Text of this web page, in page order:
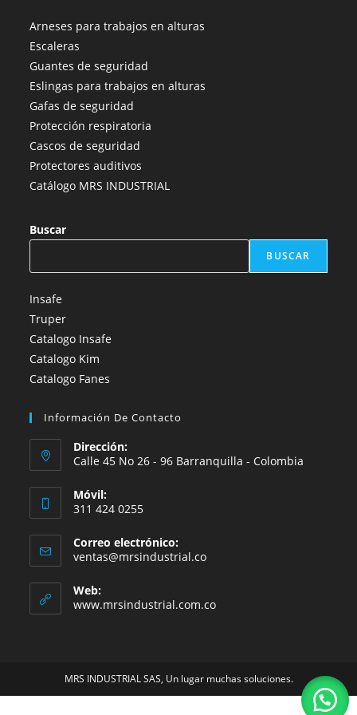
abre
en
una
nueva
pestaña
abre
una
nueva
pestaña
abre
una
nueva
pestaña
abre
nueva
Arneses para trabajos en alturas
Escaleras
Guantes de seguridad
Eslingas para trabajos en alturas
Gafas de seguridad
Protección respiratoria
Cascos de seguridad
Protectores auditivos
Catálogo MRS INDUSTRIAL
Buscar
BUSCAR
Insafe
Truper
Catalogo Insafe
Catalogo Kim
Catalogo Fanes
Información De Contacto
Dirección:
Calle 45 No 26 - 96 Barranquilla - Colombia
Móvil:
311 424 0255
Correo electrónico:
ventas@mrsindustrial.coSe
tu
aplicación
Web:
www.mrsindustrial.com.co
MRS INDUSTRIAL SAS, Un lugar muchas soluciones.